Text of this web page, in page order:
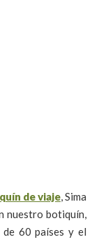
de viaje, Sima
nuestro botiquín,
60 países y el